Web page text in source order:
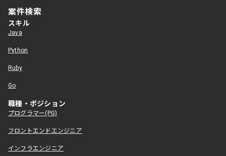
案件検索
スキル
Java
Python
Ruby
Go
職種・ポジション
プログラマー(PG)
フロントエンドエンジニア
インフラエンジニア